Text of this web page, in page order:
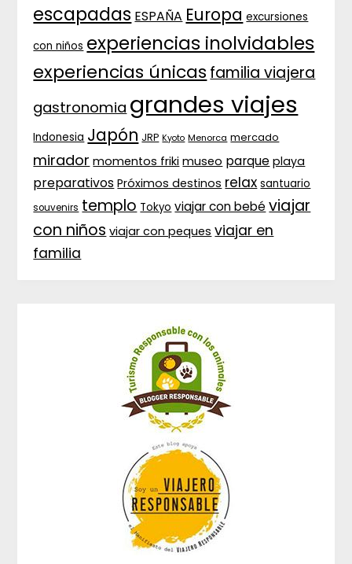
escapadas ESPAÑA Europa excursiones
con niños experiencias inolvidables
experiencias únicas familia viajera
gastronomia grandes viajes
Indonesia Japón JRP Kyoto Menorca mercado
mirador momentos friki museo parque playa
preparativos Próximos destinos relax santuario
souvenirs templo Tokyo viajar con bebé viajar
con niños viajar con peques viajar en
familia